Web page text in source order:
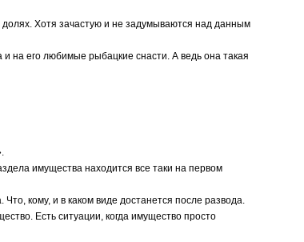
Хотя зачастую и не задумываются над данным
на его любимые рыбацкие снасти. А ведь она такая
имущества находится все таки на первом
кому, и в каком виде достанется после развода.
Есть ситуации, когда имущество просто